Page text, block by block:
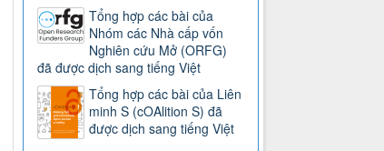
Tổng hợp các bài của
Nhóm các Nhà cấp vốn
Nghiên cứu Mở (ORFG)
đã được dịch sang tiếng Việt
Tổng hợp các bài của Liên
minh S (cOAlition S) đã
được dịch sang tiếng Việt